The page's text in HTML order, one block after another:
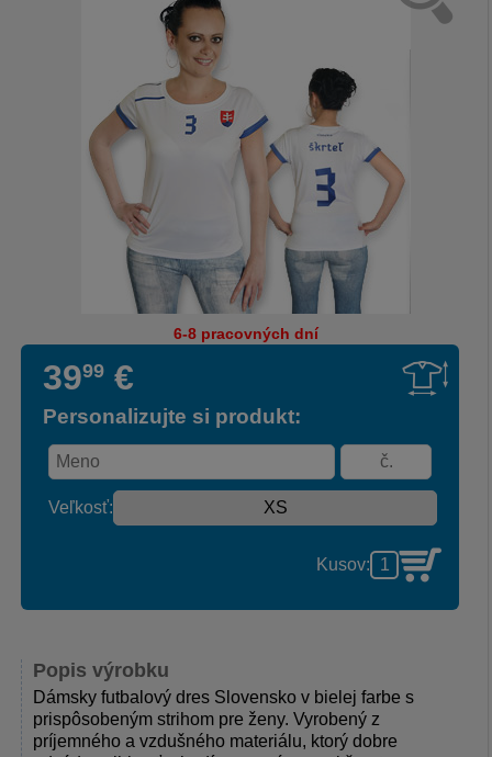
6-8 pracovných dní
Popis výrobku
Dámsky futbalový dres Slovensko v bielej farbe s
prispôsobeným strihom pre ženy. Vyrobený z
príjemného a vzdušného materiálu, ktorý dobre
3999 €
Personalizujte si produkt:
Veľkosť:
Kusov: